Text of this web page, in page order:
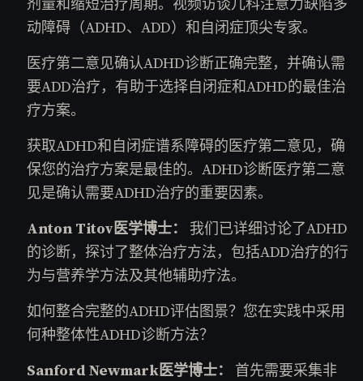
动障碍（ADHD、ADD）和自闭症顶尖专家。
医疗第二意见确认ADHD诊断正确完整，并确认需
要ADD治疗，有助于选择自闭症和ADHD的最佳治
疗方案。
获取ADHD和自闭症谱系障碍的医疗第二意见，确
保您的治疗方案是最佳的。ADHD诊断医疗第二意
见是确认需要ADHD治疗的重要因素。
Anton Titov医学博士：
我们已详细讨论了ADHD
的诊断，探讨了整体治疗方法，包括ADD治疗的行
为与营养学方法及其他辅助疗法。
如何整合完整的ADHD评估图景？您在实践中采用
何种整体性ADHD诊断方法？
Sanford Newmark医学博士：
首先需要采集非